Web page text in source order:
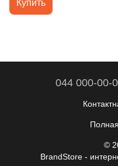
Купить
044 000-00-
©
BrandStore -